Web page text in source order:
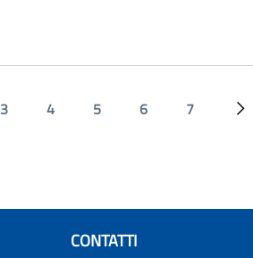
Paginazione
Page
3
Page
4
Page
5
Page
6
Page
7
CONTATTI